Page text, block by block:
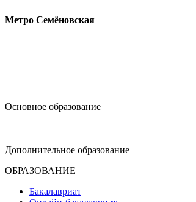
Метро Семёновская
Основное образование
Дополнительное образование
ОБРАЗОВАНИЕ
Бакалавриат